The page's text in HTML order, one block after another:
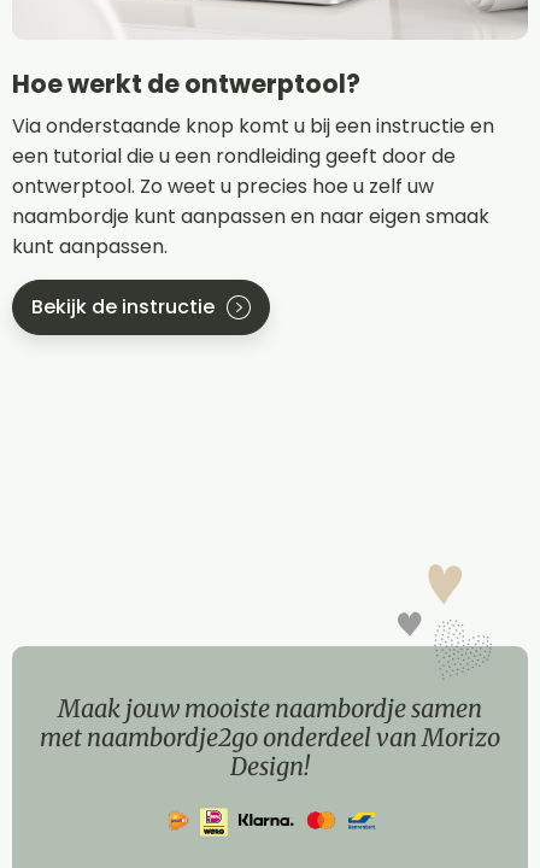
Hoe werkt de ontwerptool?
Via onderstaande knop komt u bij een instructie en
een tutorial die u een rondleiding geeft door de
ontwerptool. Zo weet u precies hoe u zelf uw
naambordje kunt aanpassen en naar eigen smaak
kunt aanpassen.
Bekijk de instructie
Maak jouw mooiste naambordje samen
met naambordje2go onderdeel van Morizo
Design!